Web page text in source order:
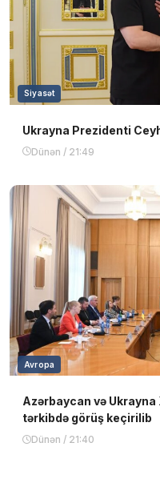
Siyasət
Ukrayna Prezidenti
Dünən / 21:49
Avropa
Azərbaycan və Ukrayna
tərkibdə görüş keçirilib
Dünən / 21:40